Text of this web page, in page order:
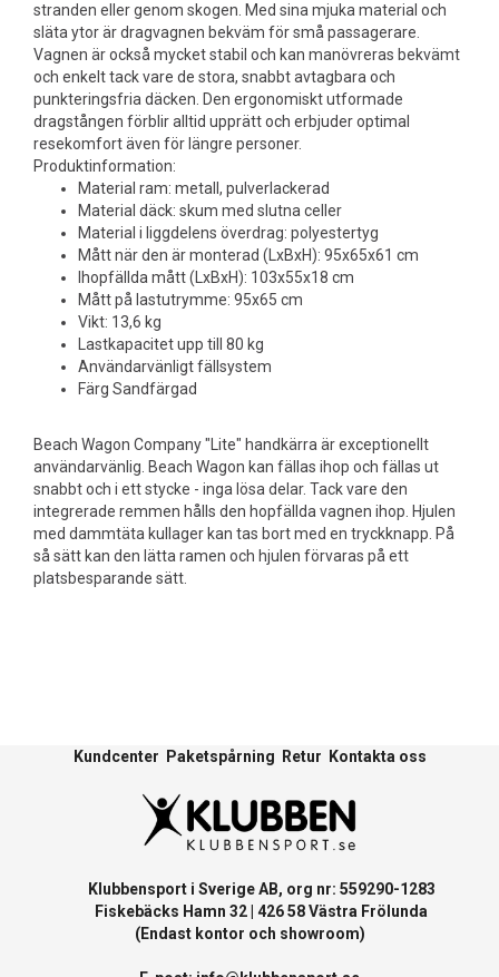
stranden eller genom skogen. Med sina mjuka material och
släta ytor är dragvagnen bekväm för små passagerare.
Vagnen är också mycket stabil och kan manövreras bekvämt
och enkelt tack vare de stora, snabbt avtagbara och
punkteringsfria däcken. Den ergonomiskt utformade
dragstången förblir alltid upprätt och erbjuder optimal
resekomfort även för längre personer.
Produktinformation:
Material ram: metall, pulverlackerad
Material däck: skum med slutna celler
Material i liggdelens överdrag: polyestertyg
Mått när den är monterad (LxBxH): 95x65x61 cm
Ihopfällda mått (LxBxH): 103x55x18 cm
Mått på lastutrymme: 95x65 cm
Vikt: 13,6 kg
Lastkapacitet upp till 80 kg
Användarvänligt fällsystem
Färg Sandfärgad
Beach Wagon Company "Lite" handkärra är exceptionellt
användarvänlig. Beach Wagon kan fällas ihop och fällas ut
snabbt och i ett stycke - inga lösa delar. Tack vare den
integrerade remmen hålls den hopfällda vagnen ihop. Hjulen
med dammtäta kullager kan tas bort med en tryckknapp. På
så sätt kan den lätta ramen och hjulen förvaras på ett
platsbesparande sätt.
Kundcenter Paketspårning Retur Kontakta oss
Klubbensport i Sverige AB, org nr: 559290-1283
Fiskebäcks Hamn 32 | 426 58 Västra Frölunda
(Endast kontor och showroom)